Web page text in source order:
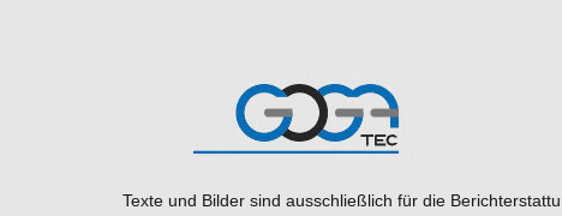
Texte und Bilder sind ausschließlich für die